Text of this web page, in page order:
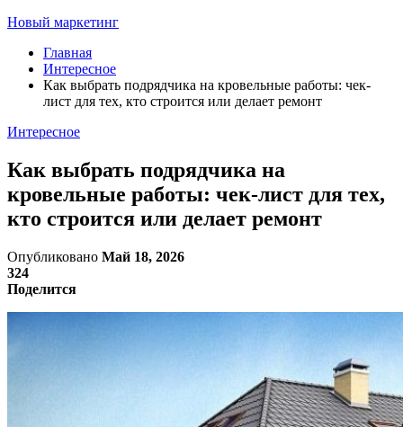
Новый маркетинг
Главная
Интересное
Как выбрать подрядчика на кровельные работы: чек-
лист для тех, кто строится или делает ремонт
Интересное
Как выбрать подрядчика на
кровельные работы: чек-лист для тех,
кто строится или делает ремонт
Опубликовано Май 18, 2026
324
Поделится